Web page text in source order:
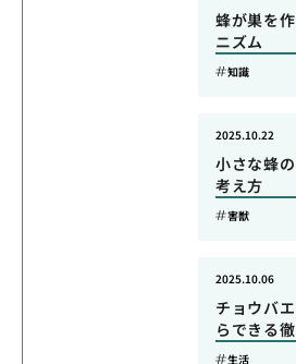
蜂が巣を
ニズム
知識
小さな蜂
考え方
2025.10.22
害獣
チョウバ
らできる
2025.10.06
生活